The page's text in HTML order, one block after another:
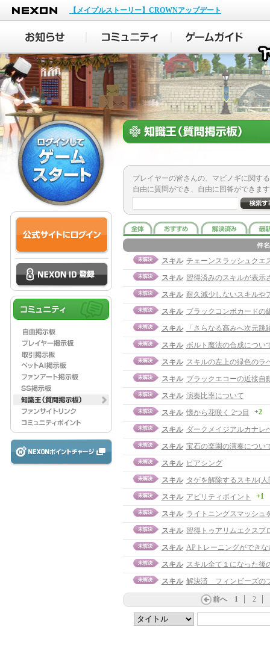
NEXON
【メイプルストーリー】CROWNアップデート
プレイヤーの皆さんの、マビノギに関す
自由に質問ができ、自由に回答ができま
スキル チェーンスラッシュクエ
スキル 習得済みのスキルが表示
スキル 耐久減少しないスキルや
スキル ブラックコンボカード
スキル
「さらなる高みへ次元
スキル ボルト魔法の合成につい
スキル スキルの左上の緑色のラ
スキル ブラックエコーの近接自
スキル 演奏比率について
スキル 懐から花咲く 2つ目 +2
スキル ダークメイジアルカナレ
スキル 宝石の楽園の演奏につ
スキル ピアシング
スキル タゲを解除するスキル(人
スキル アビリティポイント +1
スキル ライトニングスマッシュ
スキル 習得トゥアリムエクスプ
スキル APトレーニングができな
スキル スキル全て１になった後
スキル 解決済 フィンビーズの
前へ 1 2